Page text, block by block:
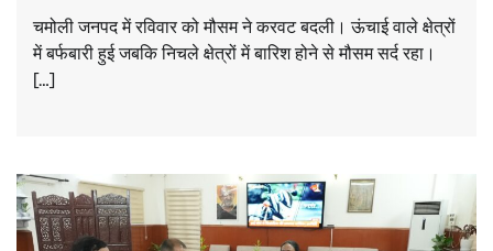
चमोली जनपद में रविवार को मौसम ने करवट बदली। ऊंचाई वाले क्षेत्रों
में बर्फबारी हुई जबकि निचले क्षेत्रों में बारिश होने से मौसम सर्द रहा।
[…]